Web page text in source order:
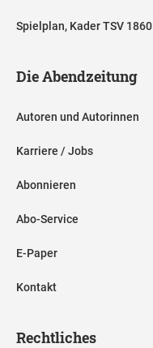
Spielplan, Kader TSV 1860
Die Abendzeitung
Autoren und Autorinnen
Karriere / Jobs
Abonnieren
Abo-Service
E-Paper
Kontakt
Rechtliches